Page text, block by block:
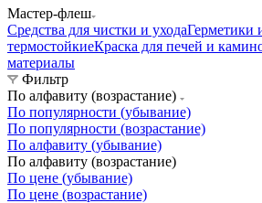
Мастер-флеш
Средства для чистки и уходаГерметики
термостойкиеКраска для печей и
материалы
Фильтр
По алфавиту (возрастание)
По популярности (убывание)
По популярности (возрастание)
По алфавиту (убывание)
По алфавиту (возрастание)
По цене (убывание)
По цене (возрастание)